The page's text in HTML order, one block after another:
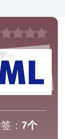
： 7个